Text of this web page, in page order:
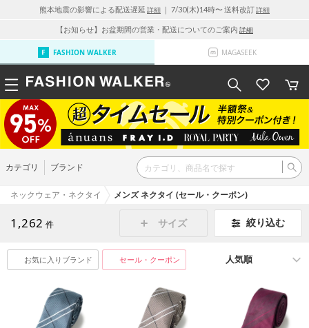
熊本地震の影響による配送遅延 詳細 ｜ 7/30(木)14時〜 送料改訂詳細
【お知らせ】お盆期間の営業・配送についてのご案内 詳細
FASHION WALKER MAGASEEK
カテゴリ ブランド
ネックウェア・ネクタイ メンズ ネクタイ (セール・クーポン)
1,262 件 サイズ 絞り込む
お気に入りブランド セール・クーポン